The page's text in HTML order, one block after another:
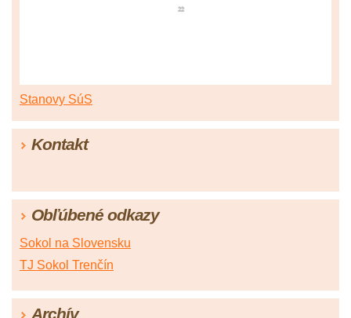
Stanovy SúS
Kontakt
Obľúbené odkazy
Sokol na Slovensku
TJ Sokol Trenčín
Archív